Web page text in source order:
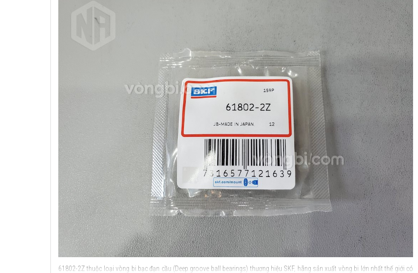
61802-2Z thuộc loại vòng bi bạc đạn cầu (Deep groove ball bearings) thương hiệu SKF, hãng sản xuất vòng bi lớn nhất thế giới có